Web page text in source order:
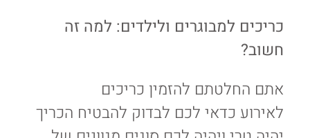
כריכים למבוגרים ולילדים: למה זה
חשוב?
אתם החלטתם להזמין כריכים
לאירוע כדאי לכם לבדוק ‏להבטיח הכריך